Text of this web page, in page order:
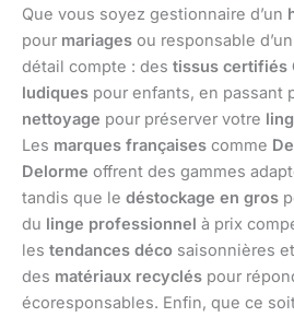
Que vous soyez gestionnaire d’un
pour mariages ou responsable d’un
détail compte : des tissus certifiés
ludiques pour enfants, en passant
nettoyage pour préserver votre
Les marques françaises comme
Delorme offrent des gammes
tandis que le déstockage en gros
du linge professionnel à prix
les tendances déco saisonnières
des matériaux recyclés pour
écoresponsables. Enfin, que ce